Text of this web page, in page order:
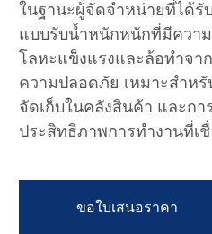
ในฐานะผู้จัดจำหน่ายที่ได้รั
แบบรับน้ำหนักหนักที่มีควา
โลหะแข็งแรงและล้อทำจา
ความปลอดภัย เหมาะสำห
จัดเก็บในคลังสินค้า และก
ประสิทธิภาพการทำงานที่เ
ขอใบเสนอราคา